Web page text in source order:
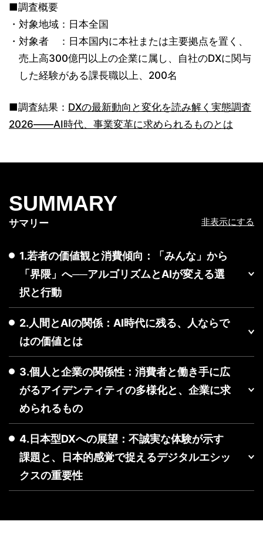
■調査概要
対象地域：日本全国
対象者 ：日本国内に本社または主要拠点を置く、
売上高300億円以上の企業に属し、自社のDXに関与
した経験がある課長職以上、200名
■調査結果： DXの最新動向と変化を読み解く実態調査
2026――AI時代、事業変革に求められるものとは
SUMMARY
サマリー 非表示にする
1.若者の価値観と消費傾向：「みんな」から
「界隈」へ──アルゴリズムとAIが変える選
択と行動
2.人間とAIの関係：AI時代に残る、人ならで
はの価値とは
3.個人と企業の関係性：消費者と働き手に広
がるアイデンティティの多様化と、企業に求
められるもの
4.日本型DXへの展望：不誠実な体験が示す
課題と、日本的感覚で捉えるデジタルエシッ
クスの重要性